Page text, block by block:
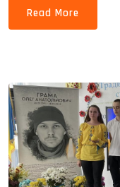
Read More